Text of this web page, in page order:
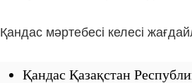
Қандас мәртебесi келесі
Қандас Қазақстан